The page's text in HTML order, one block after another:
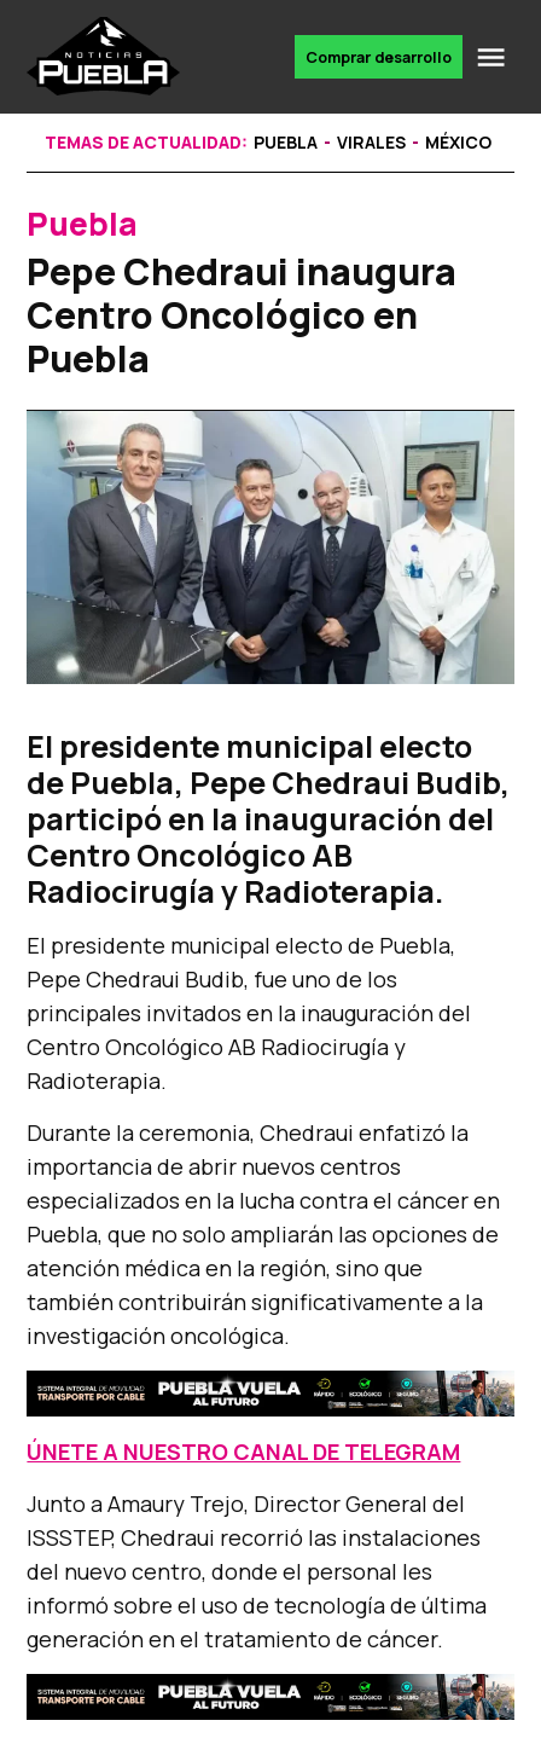
content
noticias
Comprar desarrollo
TEMAS DE ACTUALIDAD: PUEBLA VIRALES MÉXICO
POSTED
IN
Puebla
Pepe Chedraui inaugura
Centro Oncológico en
Puebla
El presidente municipal electo
de Puebla, Pepe Chedraui Budib,
participó en la inauguración del
Centro Oncológico AB
Radiocirugía y Radioterapia.
El presidente municipal electo de Puebla,
Pepe Chedraui Budib, fue uno de los
principales invitados en la inauguración del
Centro Oncológico AB Radiocirugía y
Radioterapia.
Durante la ceremonia, Chedraui enfatizó la
importancia de abrir nuevos centros
especializados en la lucha contra el cáncer en
Puebla, que no solo ampliarán las opciones de
atención médica en la región, sino que
también contribuirán significativamente a la
investigación oncológica.
ÚNETE A NUESTRO CANAL DE TELEGRAM
Junto a Amaury Trejo, Director General del
ISSSTEP, Chedraui recorrió las instalaciones
del nuevo centro, donde el personal les
informó sobre el uso de tecnología de última
generación en el tratamiento de cáncer.